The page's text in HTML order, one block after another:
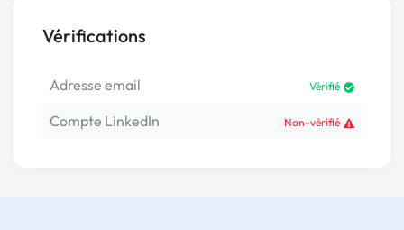
Vérifications
Adresse email Vérifié
Compte LinkedIn Non-vérifié